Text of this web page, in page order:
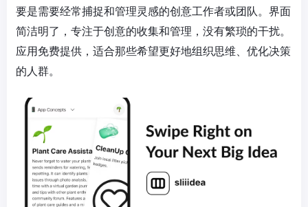
要是需要经常捕捉和管理灵感的创意工作者或团队。界面
简洁明了，专注于创意的收集和管理，没有繁琐的干扰。
应用免费提供，适合那些希望更好地组织思维、优化决策
的人群。